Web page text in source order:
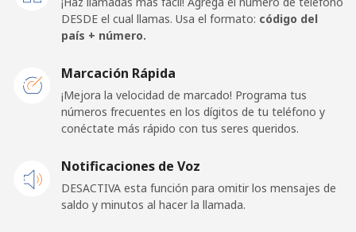
⁦54.9c⁩ 18 min por ⁦$10⁩ ⁦25c⁩
Línea fija ⁦32.5c⁩ 30 min por ⁦$10⁩
⁦33.5c⁩ 29 min por ⁦$10⁩
Cayman Islands
DESDE el cual llamas. Usa el formato: código del
país + número.
Marcación Rápida
¡Mejora la velocidad de marcado! Programa tus
números frecuentes en los dígitos de tu teléfono y
conéctate más rápido con tus seres queridos.
Notificaciones de Voz
DESACTIVA esta función para omitir los mensajes de
saldo y minutos al hacer la llamada.